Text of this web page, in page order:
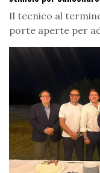
Il tecnico al
porte aperte per